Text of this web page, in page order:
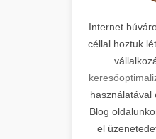
Internet
céllal hoztuk
használatával
Blog
el